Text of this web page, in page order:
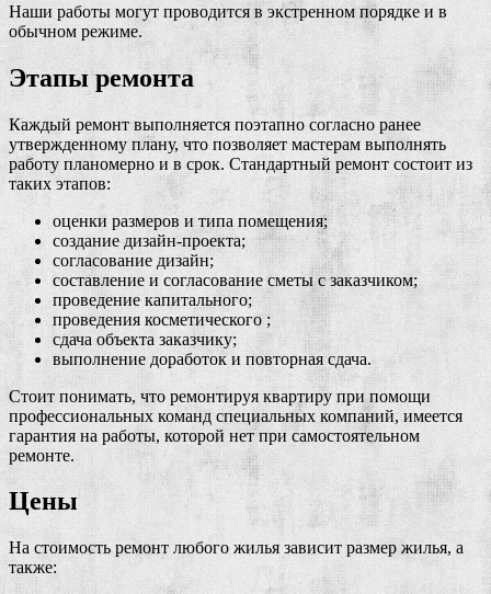
Наши работы могут проводится в экстренном порядке и в
обычном режиме.
Этапы ремонта
Каждый ремонт выполняется поэтапно согласно ранее
утвержденному плану, что позволяет мастерам выполнять
работу планомерно и в срок. Стандартный ремонт состоит из
таких этапов:
оценки размеров и типа помещения;
создание дизайн-проекта;
согласование дизайн;
составление и согласование сметы с заказчиком;
проведение капитального;
проведения косметического ;
сдача объекта заказчику;
выполнение доработок и повторная сдача.
Стоит понимать, что ремонтируя квартиру при помощи
профессиональных команд специальных компаний, имеется
гарантия на работы, которой нет при самостоятельном
ремонте.
Цены
На стоимость ремонт любого жилья зависит размер жилья, а
также: